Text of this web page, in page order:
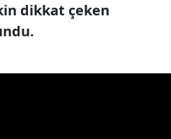
dikkat çeken